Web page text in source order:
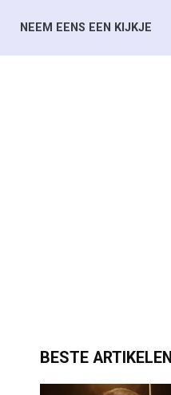
NEEM EENS EEN KIJKJE
BESTE ARTIKELEN